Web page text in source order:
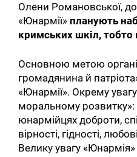
Олени Романовської,
«Юнармії» планують
кримських шкіл, тобто
Основною метою
громадянина й
«Юнармії». Окрему
моральному
юнармійцях доброти,
вірності, гідності,
Велику увагу